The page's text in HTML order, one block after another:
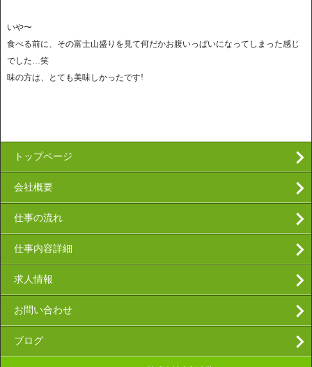
いや〜
食べる前に、その富士山盛りを見て何だかお腹いっぱいになってしまった感じ
でした…笑
味の方は、とても美味しかったです!
トップページ
会社概要
仕事の流れ
仕事内容詳細
求人情報
お問い合わせ
ブログ